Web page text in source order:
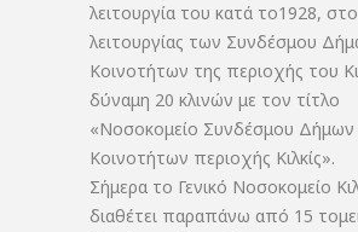
λειτουργία του κατά το1928,
λειτουργίας των Συνδέσμου
Κοινοτήτων της περιοχής του
δύναμη 20 κλινών με τον τίτλο
«Νοσοκομείο Συνδέσμου Δήμων
Κοινοτήτων περιοχής Κιλκίς».
Σήμερα το Γενικό Νοσοκομείο
διαθέτει παραπάνω από 15